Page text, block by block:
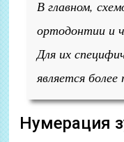
В главном,
ортодонтии и
Для их
является более
Нумерация